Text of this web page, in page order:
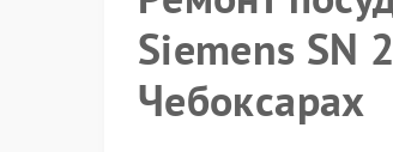
Siemens SN
Чебоксарах